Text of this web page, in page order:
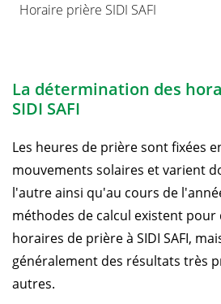
Horaire prière SIDI SAFI
La détermination des
SIDI SAFI
Les heures de prière sont fixées
mouvements solaires et varient
l'autre ainsi qu'au cours de
méthodes de calcul existent
horaires de prière à SIDI SAFI,
généralement des résultats très
autres.